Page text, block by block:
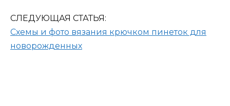
СЛЕДУЮЩАЯ СТАТЬЯ:
Схемы и фото вязания крючком пинеток для
новорожденных